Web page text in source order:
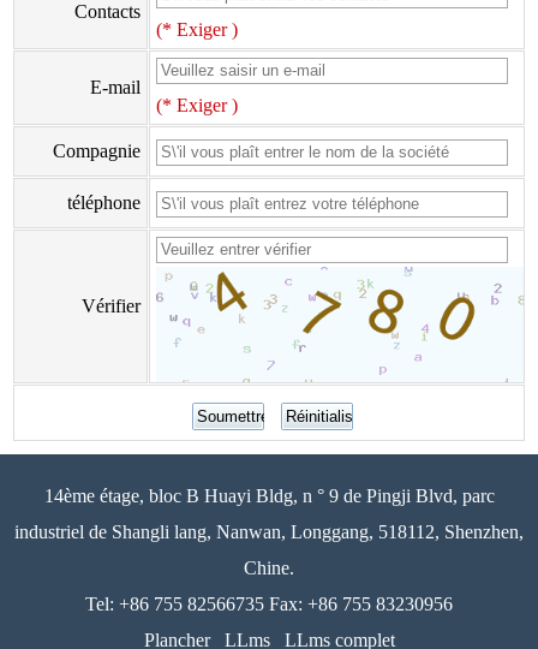
Contacts
(* Exiger )
E-mail
(* Exiger )
Compagnie
téléphone
Vérifier
14ème étage, bloc B Huayi Bldg, n ° 9 de Pingji Blvd, parc
industriel de Shangli lang, Nanwan, Longgang, 518112, Shenzhen,
Chine.
Tel: +86 755 82566735 Fax: +86 755 83230956
Plancher
LLms LLms complet